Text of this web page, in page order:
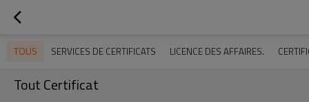
TOUS SERVICES DE CERTIFICATS LICENCE DES AFFAIRES.
Tout Certificat